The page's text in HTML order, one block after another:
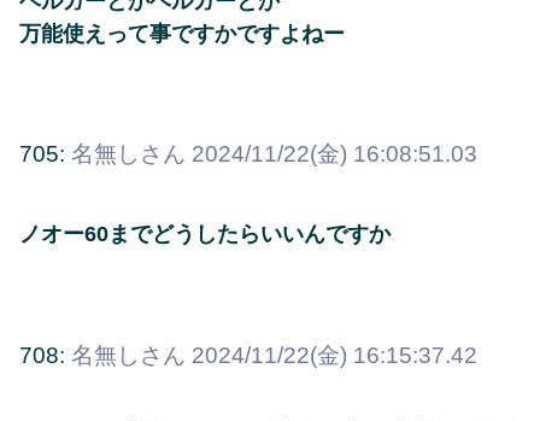
万能使えって事ですかですよねー
705: 名無しさん 2024/11/22(金) 16:08:51.03
ノオー60までどうしたらいいんですか
708: 名無しさん 2024/11/22(金) 16:15:37.42